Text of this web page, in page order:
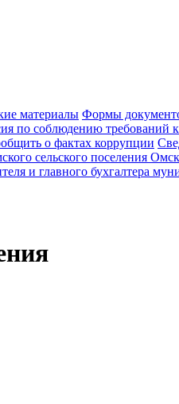
материалы Формы
по соблюдению
о фактах коррупции
сельского поселения
и главного бухгалтера